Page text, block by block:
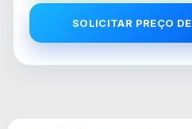
SOLICITAR PREÇO